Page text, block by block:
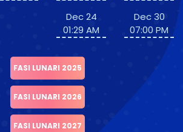
Dec 24
01:29 AM
Dec 30
07:00 PM
FASI LUNARI 2025
FASI LUNARI 2026
FASI LUNARI 2027